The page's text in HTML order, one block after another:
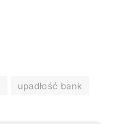
upadłość bank